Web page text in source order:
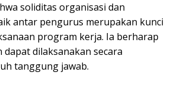
soliditas organisasi dan
antar pengurus merupakan kunci
program kerja. Ia berharap
dilaksanakan secara
tanggung jawab.